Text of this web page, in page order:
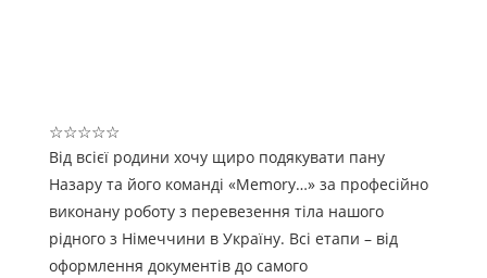
☆☆☆☆☆
Від всієї родини хочу щиро подякувати пану
Назару та його команді «Memory…» за професійно
виконану роботу з перевезення тіла нашого
рідного з Німеччини в Україну. Всі етапи – від
оформлення документів до самого